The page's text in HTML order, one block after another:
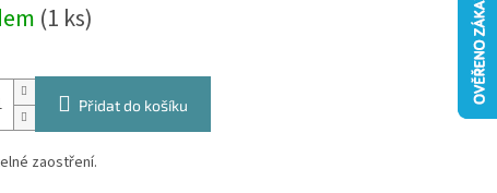
(1 ks)
Přidat do košíku
zaostření.